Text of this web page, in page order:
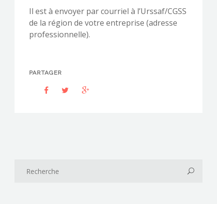
Il est à envoyer par courriel à l’Urssaf/CGSS
de la région de votre entreprise (adresse
professionnelle).
PARTAGER